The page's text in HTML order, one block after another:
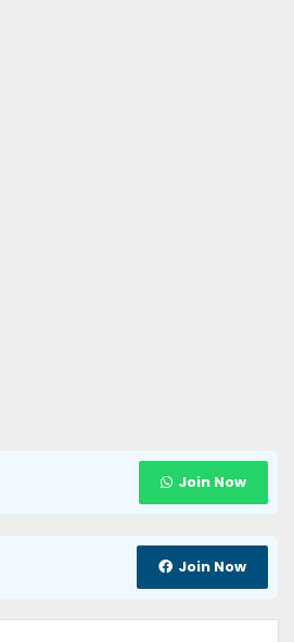
Join Now
Join Now